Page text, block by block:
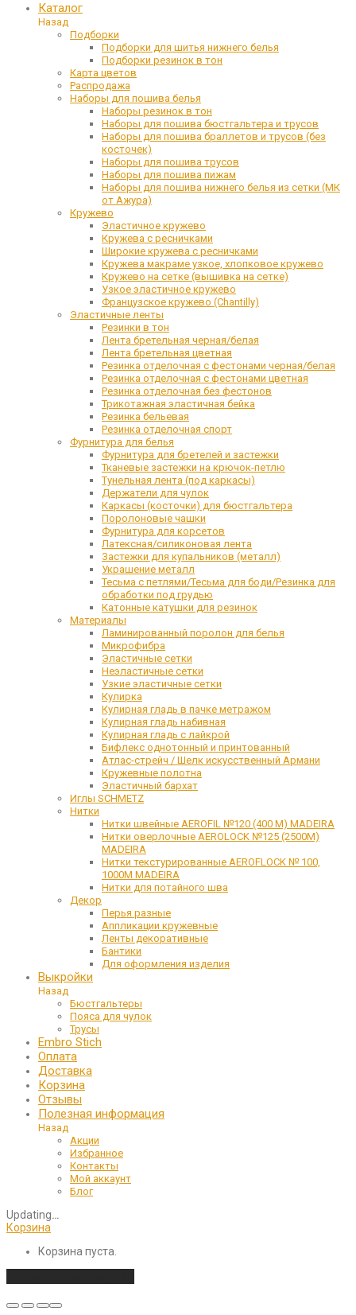
Каталог
Назад
Подборки
Подборки для шитья нижнего белья
Подборки резинок в тон
Карта цветов
Распродажа
Наборы для пошива белья
Наборы резинок в тон
Наборы для пошива бюстгальтера и трусов
Наборы для пошива браллетов и трусов (без
косточек)
Наборы для пошива трусов
Наборы для пошива пижам
Наборы для пошива нижнего белья из сетки (МК
от Ажура)
Кружево
Эластичное кружево
Кружева с ресничками
Широкие кружева с ресничками
Кружева макраме узкое, хлопковое кружево
Кружево на сетке (вышивка на сетке)
Узкое эластичное кружево
Французское кружево (Chantilly)
Эластичные ленты
Резинки в тон
Лента бретельная черная/белая
Лента бретельная цветная
Резинка отделочная с фестонами черная/белая
Резинка отделочная с фестонами цветная
Резинка отделочная без фестонов
Трикотажная эластичная бейка
Резинка бельевая
Резинка отделочная спорт
Фурнитура для белья
Фурнитура для бретелей и застежки
Тканевые застежки на крючок-петлю
Тунельная лента (под каркасы)
Держатели для чулок
Каркасы (косточки) для бюстгальтера
Поролоновые чашки
Фурнитура для корсетов
Латексная/силиконовая лента
Застежки для купальников (металл)
Украшение металл
Тесьма с петлями/Тесьма для боди/Резинка для
обработки под грудью
Катонные катушки для резинок
Материалы
Ламинированный поролон для белья
Микрофибра
Эластичные сетки
Неэластичные сетки
Узкие эластичные сетки
Кулирка
Кулирная гладь в пачке метражом
Кулирная гладь набивная
Кулирная гладь с лайкрой
Бифлекс однотонный и принтованный
Атлас-стрейч / Шелк искусственный Армани
Кружевные полотна
Эластичный бархат
Иглы SCHMETZ
Нитки
Нитки швейные AEROFIL №120 (400 М) MADEIRA
Нитки оверлочные AEROLOCK №125 (2500М)
MADEIRA
Нитки текстурированные AEROFLOCK № 100,
1000М MADEIRA
Нитки для потайного шва
Декор
Перья разные
Аппликации кружевные
Ленты декоративные
Бантики
Для оформления изделия
Выкройки
Назад
Бюстгальтеры
Пояса для чулок
Трусы
Embro Stich
Оплата
Доставка
Корзина
Отзывы
Полезная информация
Назад
Акции
Избранное
Контакты
Мой аккаунт
Блог
Updating…
Корзина
Корзина пуста.